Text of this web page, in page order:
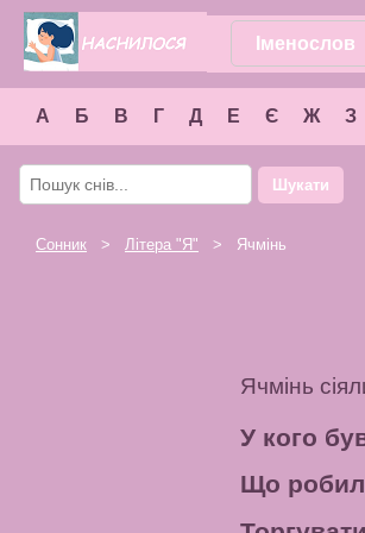
Іменослов
А Б В Г Д Е Є Ж З
Шукати
Сонник > Літера "Я" > Ячмінь
Ячмінь
У кого
Що